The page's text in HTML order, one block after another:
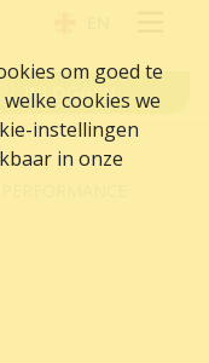
INLOGGEN
om goed te
cookies we
instellingen
in onze